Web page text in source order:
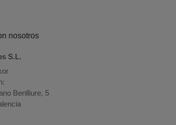
nosotros
S.L.
Benlliure, 5